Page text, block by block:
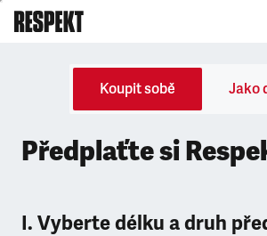
Koupit sobě Jako
Předplaťte si
I. Vyberte délku a druh